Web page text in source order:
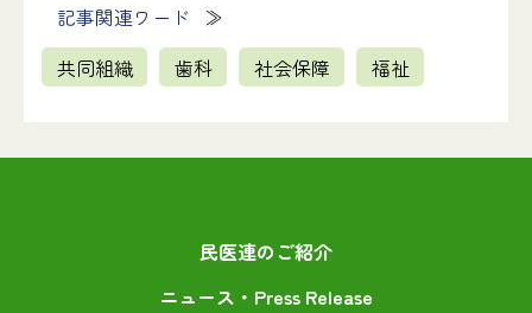
記事関連ワード
共同組織
歯科 社会保障 福祉
民医連のご紹介
ニュース・Press Release